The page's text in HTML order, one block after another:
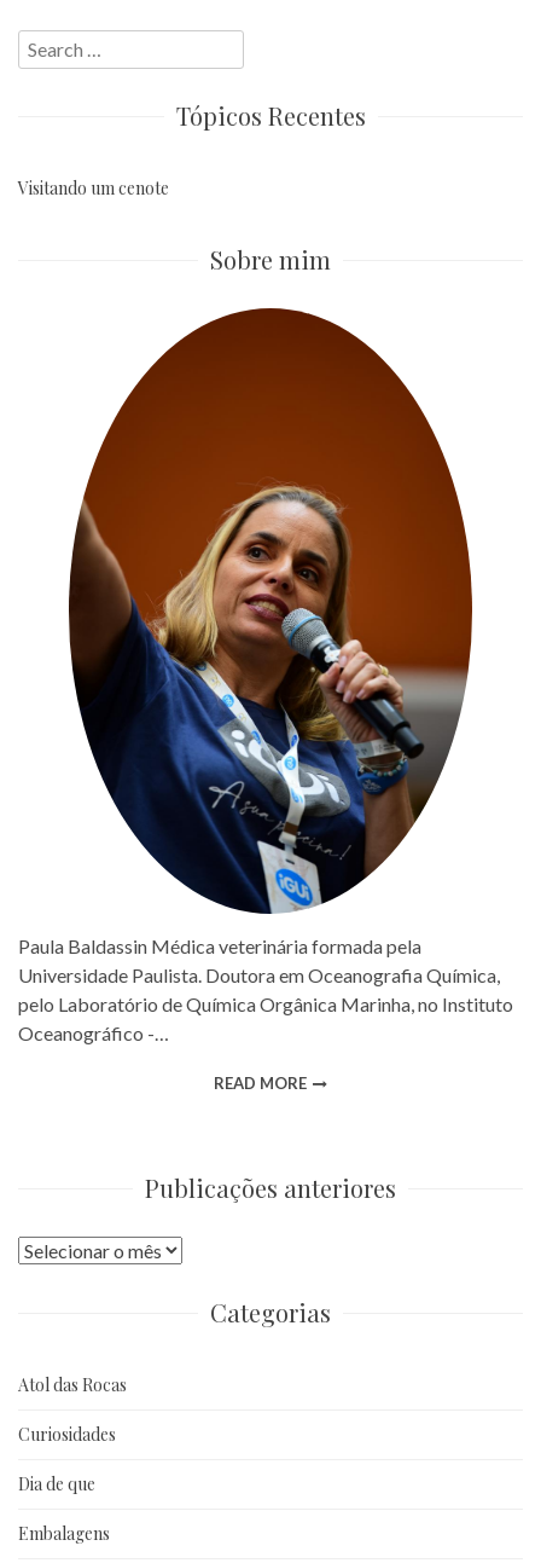
Search
for:
Tópicos Recentes
Visitando um cenote
Sobre mim
Paula Baldassin Médica veterinária formada pela
Universidade Paulista. Doutora em Oceanografia Química,
pelo Laboratório de Química Orgânica Marinha, no Instituto
Oceanográfico -…
READ MORE
Publicações anteriores
Publicações
Categorias
Atol das Rocas
Curiosidades
Dia de que
Embalagens